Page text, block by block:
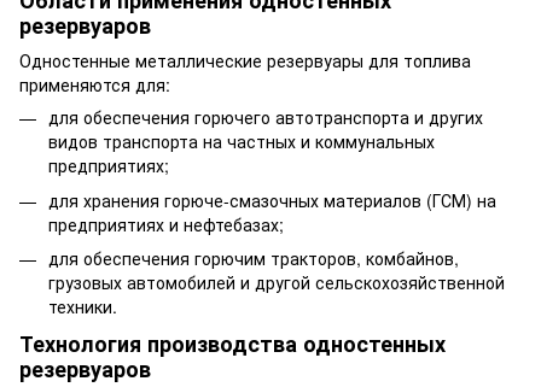
резервуаров
Одностенные металлические резервуары для топлива
применяются для:
для обеспечения горючего автотранспорта и других
видов транспорта на частных и коммунальных
предприятиях;
для хранения горюче-смазочных материалов (ГСМ) на
предприятиях и нефтебазах;
для обеспечения горючим тракторов, комбайнов,
грузовых автомобилей и другой сельскохозяйственной
техники.
Технология производства одностенных
резервуаров